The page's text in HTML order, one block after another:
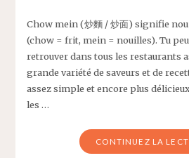
Chow mein (炒麵 / 炒面) signifie
(chow = frit, mein = nouilles). Tu
retrouver dans tous les restaurants
grande variété de saveurs et de
assez simple et encore plus
les …
CONTINUEZ LA